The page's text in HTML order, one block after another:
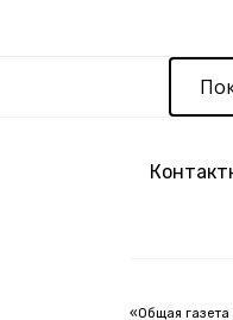
«Общая